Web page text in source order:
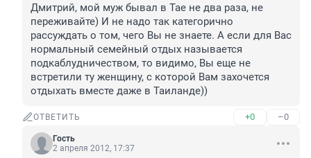
Дмитрий, мой муж бывал в Тае не два раза, не
переживайте) И не надо так категорично
рассуждать о том, чего Вы не знаете. А если для Вас
нормальный семейный отдых называется
подкаблудничеством, то видимо, Вы еще не
встретили ту женщину, с которой Вам захочется
отдыхать вместе даже в Таиланде))
ОТВЕТИТЬ +0 –0
Гость
2 апреля 2012, 17:37